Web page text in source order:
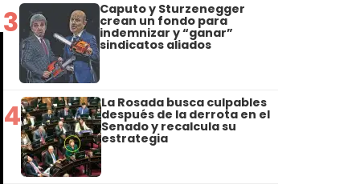
3 Caputo y Sturzenegger
crean un fondo para
indemnizar y “ganar”
sindicatos aliados
4 La Rosada busca culpables
después de la derrota en el
Senado y recalcula su
estrategia